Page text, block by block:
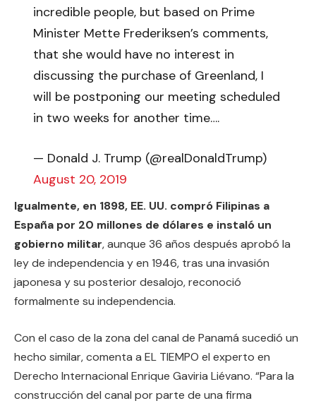
incredible people, but based on Prime
Minister Mette Frederiksen’s comments,
that she would have no interest in
discussing the purchase of Greenland, I
will be postponing our meeting scheduled
in two weeks for another time….
— Donald J. Trump (@realDonaldTrump)
August 20, 2019
Igualmente, en 1898, EE. UU. compró Filipinas a
España por 20 millones de dólares e instaló un
gobierno militar, aunque 36 años después aprobó la
ley de independencia y en 1946, tras una invasión
japonesa y su posterior desalojo, reconoció
formalmente su independencia.
Con el caso de la zona del canal de Panamá sucedió un
hecho similar, comenta a EL TIEMPO el experto en
Derecho Internacional Enrique Gaviria Liévano. “Para la
construcción del canal por parte de una firma